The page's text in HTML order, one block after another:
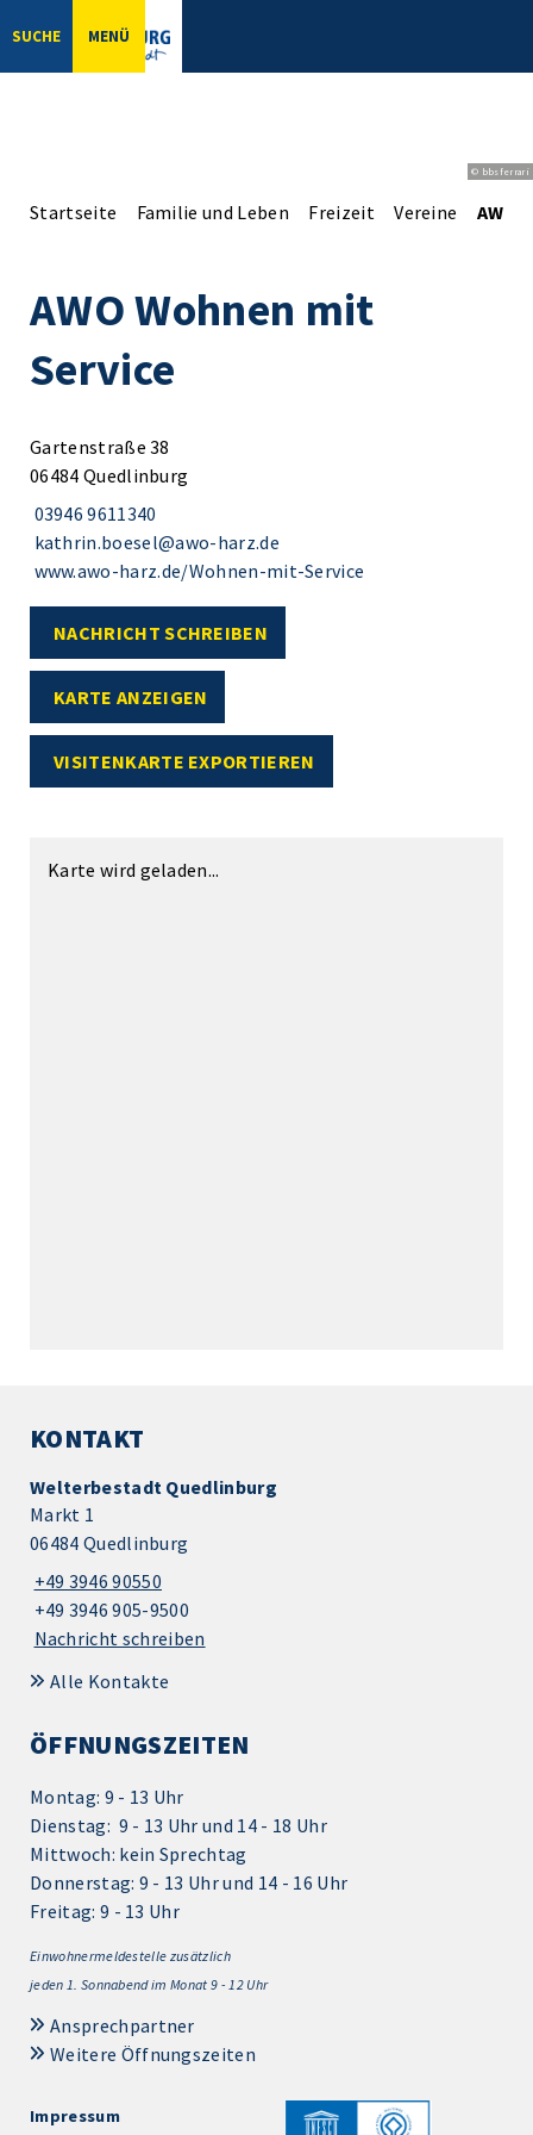
SUCHE MENÜ
© bbsferrari
Startseite Familie und Leben Freizeit Vereine AWO
AWO Wohnen mit
Service
Gartenstraße 38
06484 Quedlinburg
03946 9611340
kathrin.boesel@awo-harz.de
www.awo-harz.de/Wohnen-mit-Service
NACHRICHT SCHREIBEN
KARTE ANZEIGEN
VISITENKARTE EXPORTIEREN
Karte wird geladen...
KONTAKT
Welterbestadt Quedlinburg
Markt 1
06484 Quedlinburg
+49 3946 90550
+49 3946 905-9500
Nachricht schreiben
Alle Kontakte
ÖFFNUNGSZEITEN
Montag: 9 - 13 Uhr
Dienstag: 9 - 13 Uhr und 14 - 18 Uhr
Mittwoch: kein Sprechtag
Donnerstag: 9 - 13 Uhr und 14 - 16 Uhr
Freitag: 9 - 13 Uhr
Einwohnermeldestelle zusätzlich
jeden 1. Sonnabend im Monat 9 - 12 Uhr
Ansprechpartner
Weitere Öffnungszeiten
Impressum